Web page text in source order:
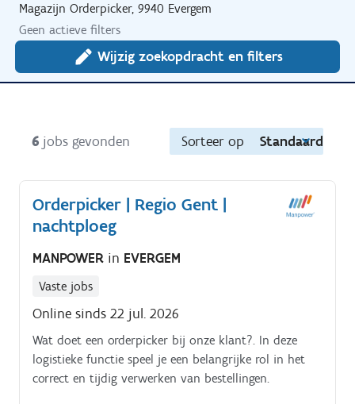
Magazijn Orderpicker, 9940 Evergem
Geen actieve filters
Wijzig zoekopdracht en filters
6 jobs gevonden Sorteer op Standaard
Orderpicker | Regio Gent |
nachtploeg
MANPOWER in EVERGEM
Vaste jobs
Online sinds 22 jul. 2026
Wat doet een orderpicker bij onze klant?. In deze
logistieke functie speel je een belangrijke rol in het
correct en tijdig verwerken van bestellingen.